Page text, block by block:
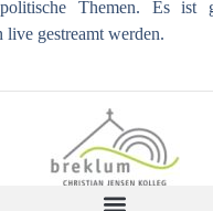
Themen. Es ist
live gestreamt werden.